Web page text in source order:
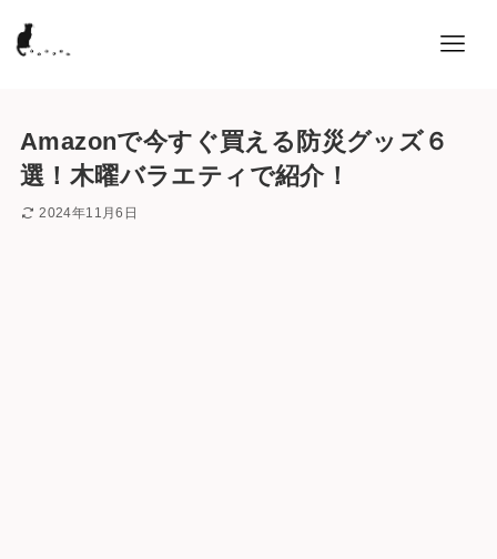
Amazonで今すぐ買える防災グッズ６
選！木曜バラエティで紹介！
2024年11月6日